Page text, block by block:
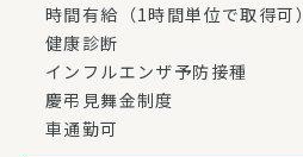
時間有給（1時間単位で取得可）
健康診断
インフルエンザ予防接種
慶弔見舞金制度
車通勤可